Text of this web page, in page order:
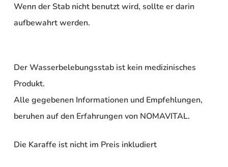
Wenn der Stab nicht benutzt wird, sollte er darin
aufbewahrt werden.
Der Wasserbelebungsstab ist kein medizinisches
Produkt.
Alle gegebenen Informationen und Empfehlungen,
beruhen auf den Erfahrungen von NOMAVITAL.
Die Karaffe ist nicht im Preis inkludiert